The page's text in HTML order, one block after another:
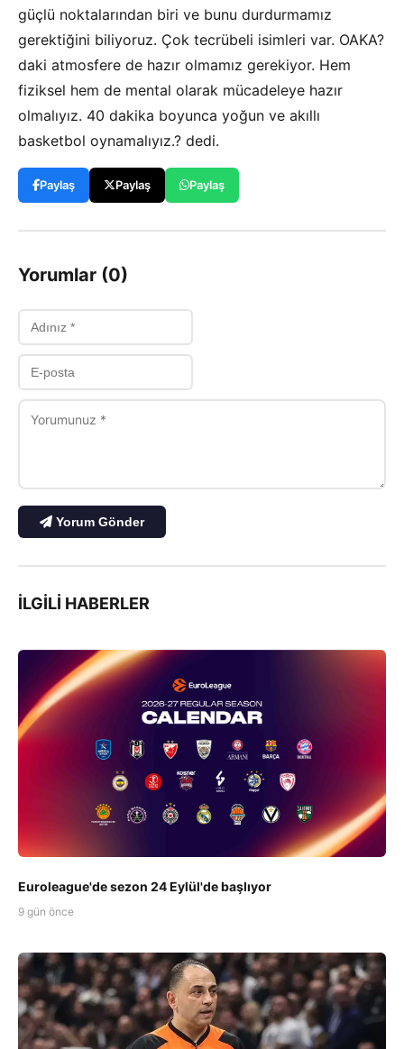
güçlü noktalarından biri ve bunu durdurmamız
gerektiğini biliyoruz. Çok tecrübeli isimleri var. OAKA?
daki atmosfere de hazır olmamız gerekiyor. Hem
fiziksel hem de mental olarak mücadeleye hazır
olmalıyız. 40 dakika boyunca yoğun ve akıllı
basketbol oynamalıyız.? dedi.
Paylaş Paylaş Paylaş
Yorumlar (0)
Yorum Gönder
İLGILI HABERLER
Euroleague'de sezon 24 Eylül'de başlıyor
9 gün önce